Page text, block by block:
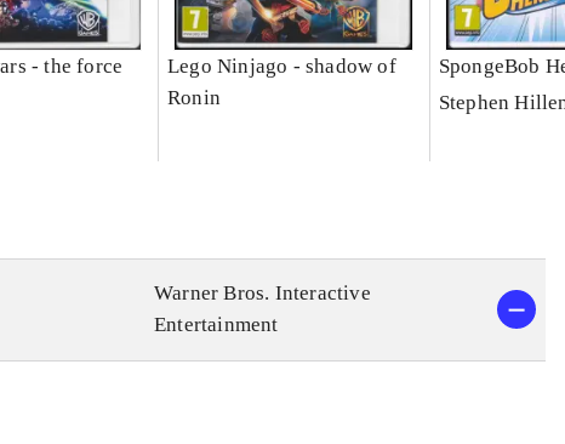
- the force
Lego Ninjago - shadow of
Ronin
SpongeBob
Stephen
Warner Bros. Interactive
Entertainment